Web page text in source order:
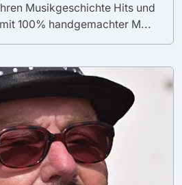
Musikgeschichte Hits und
100% handgemachter M...